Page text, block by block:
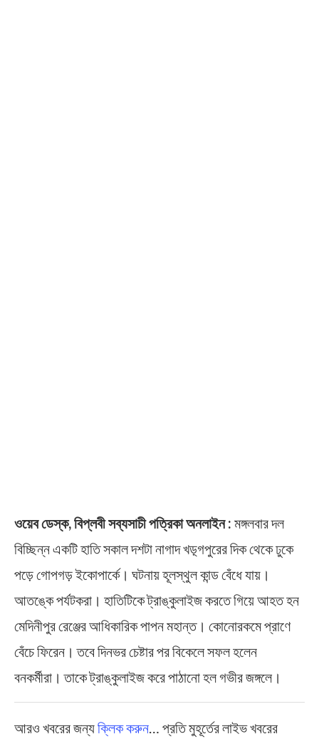
ওয়েব ডেস্ক, বিপ্লবী সব্যসাচী পত্রিকা অনলাইন : মঙ্গলবার দল
বিচ্ছিন্ন একটি হাতি সকাল দশটা নাগাদ খড়্গপুরের দিক থেকে ঢুকে
পড়ে গোপগড় ইকোপার্কে। ঘটনায় হূলস্থুল কান্ড বেঁধে যায়।
আতঙ্কে পর্যটকরা। হাতিটিকে ট্রাঙ্কুলাইজ করতে গিয়ে আহত হন
মেদিনীপুর রেঞ্জের আধিকারিক পাপন মহান্ত। কোনোরকমে প্রাণে
বেঁচে ফিরেন। তবে দিনভর চেষ্টার পর বিকেলে সফল হলেন
বনকর্মীরা। তাকে ট্রাঙ্কুলাইজ করে পাঠানো হল গভীর জঙ্গলে।
আরও খবরের জন্যক্লিক করুন… প্রতি মুহূর্তের লাইভ খবরের